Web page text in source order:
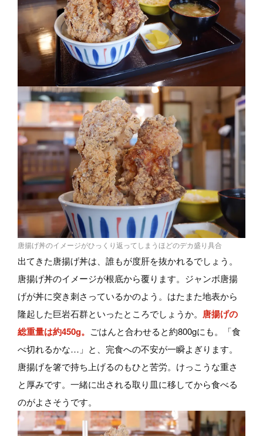
唐揚げ丼のイメージがひっくり返ってしまうほどのデカ盛り具合
出てきた唐揚げ丼は、誰もが度肝を抜かれるでしょう。
唐揚げ丼のイメージが根底から覆ります。ジャンボ唐揚
げが丼に突き刺さっているかのよう。はたまた地表から
隆起した巨岩石群といったところでしょうか。 唐揚げの
総重量は約450g。 ごはんと合わせると約800gにも。「食
べ切れるかな…」と、完食への不安が一瞬よぎります。
唐揚げを箸で持ち上げるのもひと苦労。けっこうな重さ
と厚みです。一緒に出される取り皿に移してから食べる
のがよさそうです。